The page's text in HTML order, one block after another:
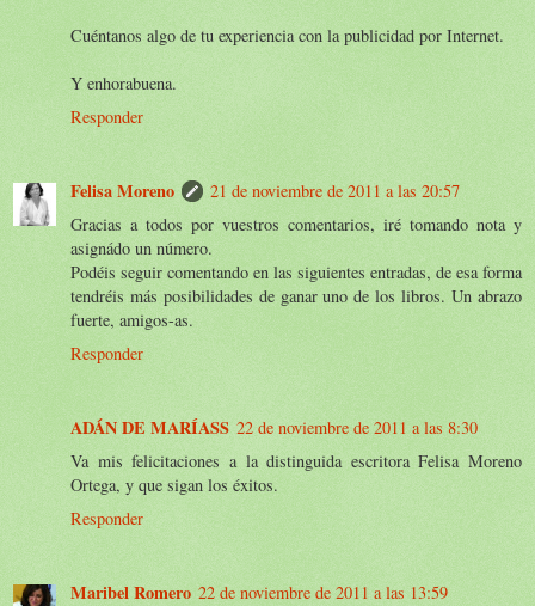
Cuéntanos algo de tu experiencia con la publicidad por Internet.
Y enhorabuena.
Responder
Felisa Moreno
21 de noviembre de 2011 a las 20:57
Gracias a todos por vuestros comentarios, iré tomando nota y
asignádo un número.
Podéis seguir comentando en las siguientes entradas, de esa forma
tendréis más posibilidades de ganar uno de los libros. Un abrazo
fuerte, amigos-as.
Responder
ADÁN DE MARÍASS 22 de noviembre de 2011 a las 8:30
Va mis felicitaciones a la distinguida escritora Felisa Moreno
Ortega, y que sigan los éxitos.
Responder
Maribel Romero 22 de noviembre de 2011 a las 13:59